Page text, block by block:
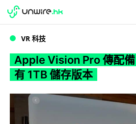
WWDC 2026
VR 科技
Apple Vision Pro 傳配
有 1TB 儲存版本